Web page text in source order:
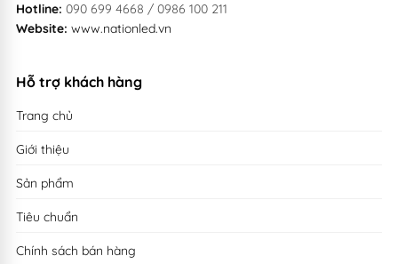
Hotline: 090 699 4668 / 0986 100 211
Website: www.nationled.vn
Hỗ trợ khách hàng
Trang chủ
Giới thiệu
Sản phẩm
Tiêu chuẩn
Chính sách bán hàng